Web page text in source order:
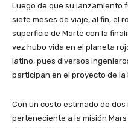
Luego de que su lanzamiento
siete meses de viaje, al fin, el
superficie de Marte con la
vez hubo vida en el planeta
latino, pues diversos
participan en el proyecto de la
Con un costo estimado de dos
perteneciente a la misión